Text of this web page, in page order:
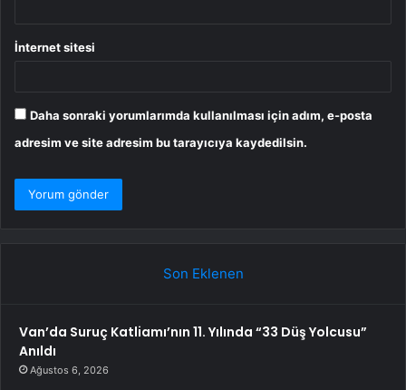
İnternet sitesi
Daha sonraki yorumlarımda kullanılması için adım, e-posta
adresim ve site adresim bu tarayıcıya kaydedilsin.
Son Eklenen
Van’da Suruç Katliamı’nın 11. Yılında “33 Düş Yolcusu”
Anıldı
Ağustos 6, 2026